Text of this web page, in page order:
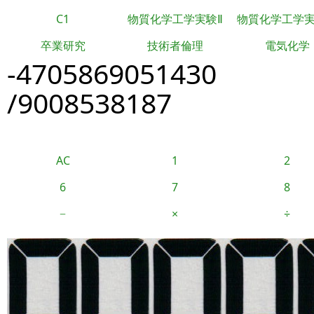
C1 物質化学工学実験Ⅱ
物質化学工学
卒業研究
技術者倫理 電気化学
-4705869051430
/9008538187
AC 1
2
6
7
8
−
× ÷